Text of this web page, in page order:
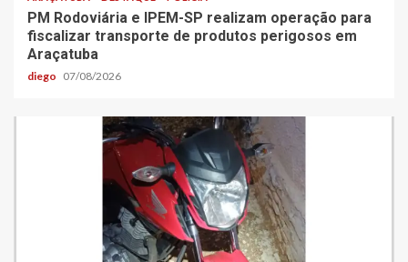
PM Rodoviária e IPEM-SP realizam operação para
fiscalizar transporte de produtos perigosos em
Araçatuba
diego 07/08/2026